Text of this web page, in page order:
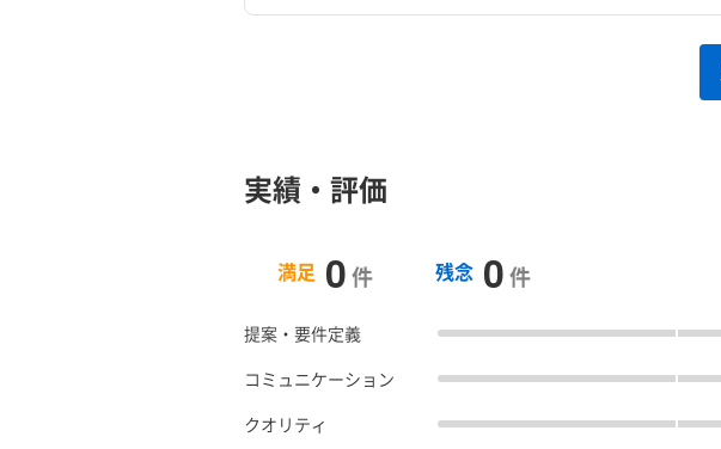
実績・評価
満足 0件 残念 0件
提案・要件定義
コミュニケーション
クオリティ